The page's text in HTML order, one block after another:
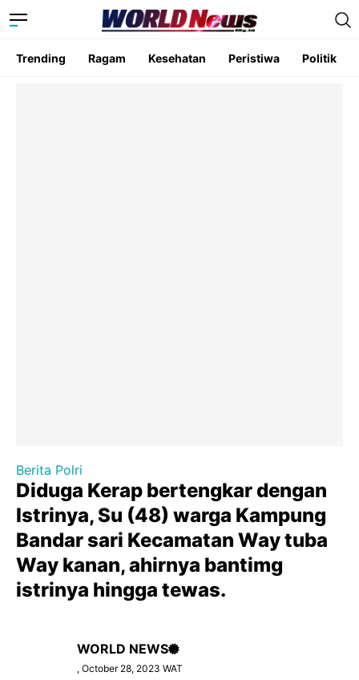
Trending Ragam Kesehatan Peristiwa Politik
Berita Polri
Diduga Kerap bertengkar dengan
Istrinya, Su (48) warga Kampung
Bandar sari Kecamatan Way tuba
Way kanan, ahirnya bantimg
istrinya hingga tewas.
WORLD NEWS
, October 28, 2023 WAT